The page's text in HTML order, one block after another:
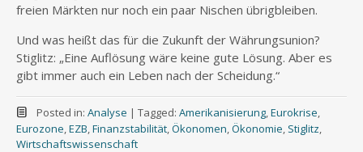
freien Märkten nur noch ein paar Nischen übrigbleiben.
Und was heißt das für die Zukunft der Währungsunion?
Stiglitz: „Eine Auflösung wäre keine gute Lösung. Aber es
gibt immer auch ein Leben nach der Scheidung.“
Posted in: Analyse | Tagged: Amerikanisierung,Eurokrise,
Eurozone,EZB,Finanzstabilität,Ökonomen,Ökonomie, Stiglitz,
Wirtschaftswissenschaft